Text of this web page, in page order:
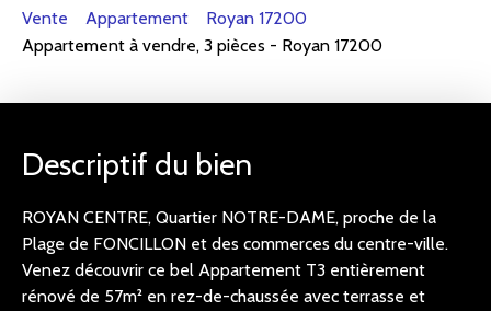
Vente Appartement
Royan 17200
Appartement à vendre, 3 pièces - Royan 17200
Descriptif du bien
ROYAN CENTRE, Quartier NOTRE-DAME, proche de la
Plage de FONCILLON et des commerces du centre-ville.
Venez découvrir ce bel Appartement T3 entièrement
rénové de 57m² en rez-de-chaussée avec terrasse et